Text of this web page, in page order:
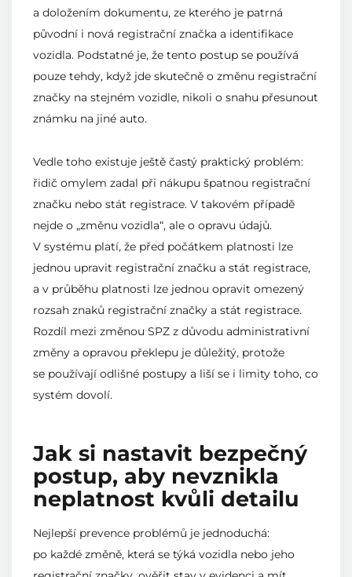
a doložením dokumentu, ze kterého je patrná
původní i nová registrační značka a identifikace
vozidla. Podstatné je, že tento postup se používá
pouze tehdy, když jde skutečně o změnu registrační
značky na stejném vozidle, nikoli o snahu přesunout
známku na jiné auto.
Vedle toho existuje ještě častý praktický problém:
řidič omylem zadal při nákupu špatnou registrační
značku nebo stát registrace. V takovém případě
nejde o „změnu vozidla“, ale o opravu údajů.
V systému platí, že před počátkem platnosti lze
jednou upravit registrační značku a stát registrace,
a v průběhu platnosti lze jednou opravit omezený
rozsah znaků registrační značky a stát registrace.
Rozdíl mezi změnou SPZ z důvodu administrativní
změny a opravou překlepu je důležitý, protože
se používají odlišné postupy a liší se i limity toho, co
systém dovolí.
Jak si nastavit bezpečný
postup, aby nevznikla
neplatnost kvůli detailu
Nejlepší prevence problémů je jednoduchá:
po každé změně, která se týká vozidla nebo jeho